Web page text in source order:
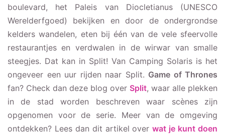
boulevard, het Paleis van Diocletianus (UNESCO
Werelderfgoed) bekijken en door de ondergrondse
kelders wandelen, eten bij één van de vele sfeervolle
restaurantjes en verdwalen in de wirwar van smalle
steegjes. Dat kan in Split! Van Camping Solaris is het
ongeveer een uur rijden naar Split. Game of Thrones
fan? Check dan deze blog over Split, waar alle plekken
in de stad worden beschreven waar scènes zijn
opgenomen voor de serie. Meer van de omgeving
ontdekken? Lees dan dit artikel overwat je kunt doen